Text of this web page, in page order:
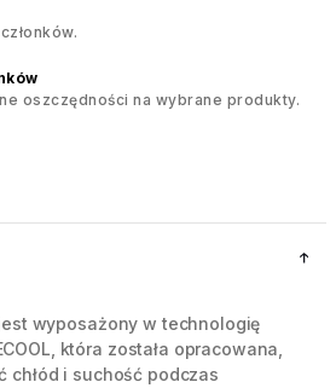
oszczędności na wybrane produkty.
wyposażony w technologię
która została opracowana,
chłód i suchość podczas